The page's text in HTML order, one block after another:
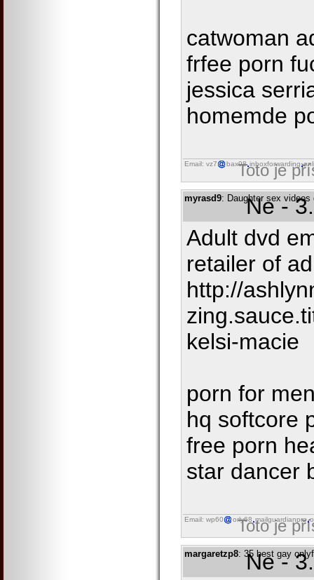
catwoman
frfee porn
jessica
homemde
Email: vz7 bax98 inboxforwarding
Toto je
myrasd9: Daughter sex
Ne -
Adult dvd
retailer of
http://
kelsi-macie
porn for
hq softcore
free porn
star dancer
Email: wp60 orly68 mailguardianpro
Toto je
margaretzp8: 35 best gay
Ne -